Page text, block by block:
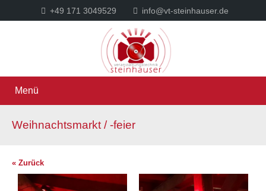
+49 171 3049529 info@vt-steinhauser.de
Menü
Weihnachtsmarkt / -feier
« Zurück